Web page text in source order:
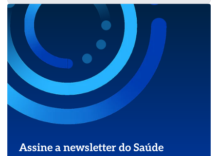
Assine a newsletter do Saúde